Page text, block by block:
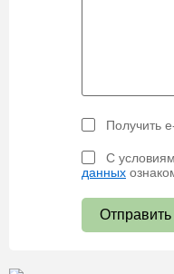
Получить
С
данных
Отправить